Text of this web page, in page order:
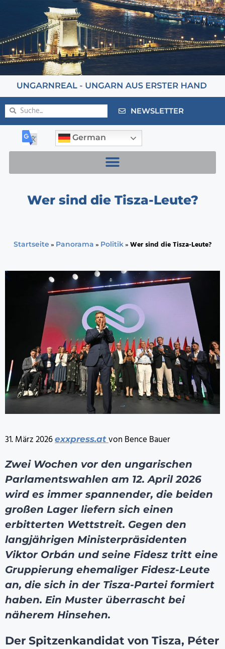
NEWSLETTER
German
Wer sind die Tisza-Leute?
Startseite » Panorama » Politik»Wer sind die Tisza-Leute?
31. März 2026 exxpress.at von Bence Bauer
Zwei Wochen vor den ungarischen
Parlamentswahlen am 12. April 2026
wird es immer spannender, die beiden
großen Lager liefern sich einen
erbitterten Wettstreit. Gegen den
langjährigen Ministerpräsidenten
Viktor Orbán und seine Fidesz tritt eine
Gruppierung ehemaliger Fidesz-Leute
an, die sich in der Tisza-Partei formiert
haben. Ein Muster überrascht bei
näherem Hinsehen.
Der Spitzenkandidat von Tisza, Péter